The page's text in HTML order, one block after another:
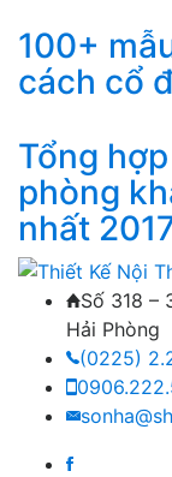
100+
cách cổ
Tổng
phòng
nhất
Số 318 –
Hải Phòng
(0225)